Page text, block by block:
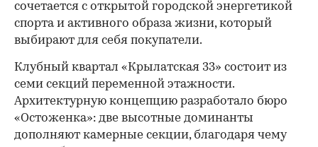
сочетается с открытой городской энергетикой
спорта и активного образа жизни, который
выбирают для себя покупатели.
Клубный квартал «Крылатская 33» состоит из
семи секций переменной этажности.
Архитектурную концепцию разработало бюро
«Остоженка»: две высотные доминанты
дополняют камерные секции, благодаря чему